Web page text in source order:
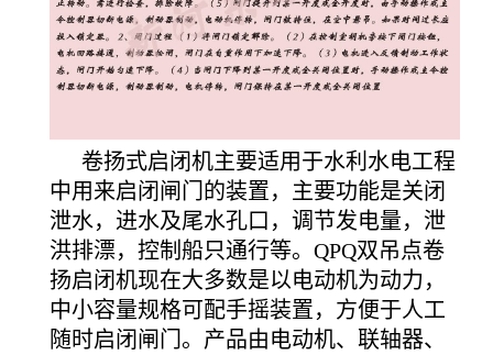
卷扬式启闭机主要适用于水利水电工程
中用来启闭闸门的装置，主要功能是关闭
泄水，进水及尾水孔口，调节发电量，泄
洪排漂，控制船只通行等。QPQ双吊点卷
扬启闭机现在大多数是以电动机为动力，
中小容量规格可配手摇装置，方便于人工
随时启闭闸门。产品由电动机、联轴器、